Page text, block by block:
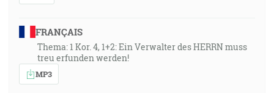
FRANÇAIS
Thema: 1 Kor. 4, 1+2: Ein Verwalter des HERRN muss
treu erfunden werden!
MP3